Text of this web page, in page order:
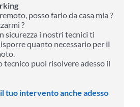
posso farlo da casa mia ?
?
sicurezza i nostri tecnici ti
quanto necessario per il
puoi risolvere adesso il
tuo intervento anche adesso